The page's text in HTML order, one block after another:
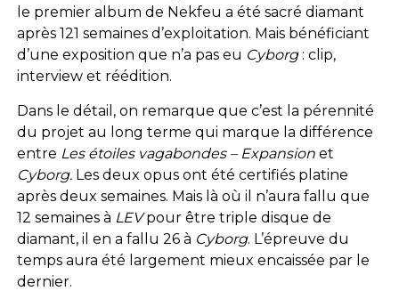
le premier album de Nekfeu a été sacré diamant
après 121 semaines d’exploitation. Mais bénéficiant
d’une exposition que n’a pas eu Cyborg: clip,
interview et réédition.
Dans le détail, on remarque que c’est la pérennité
du projet au long terme qui marque la différence
entre Les étoiles vagabondes – Expansion et
Cyborg. Les deux opus ont été certifiés platine
après deux semaines. Mais là où il n’aura fallu que
12 semaines à LEVpour être triple disque de
diamant, il en a fallu 26 à Cyborg. L’épreuve du
temps aura été largement mieux encaissée par le
dernier.